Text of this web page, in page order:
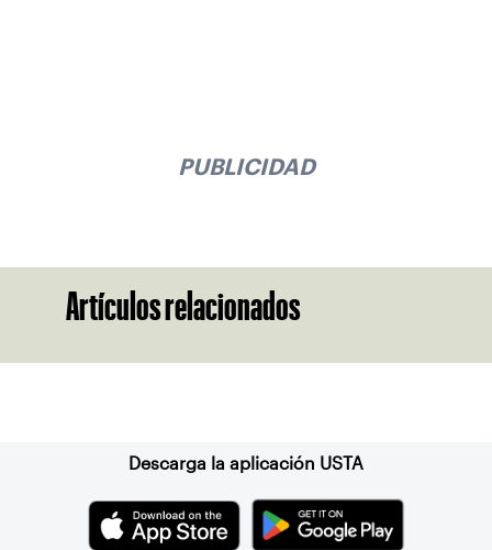
PUBLICIDAD
Artículos relacionados
Descarga la aplicación USTA